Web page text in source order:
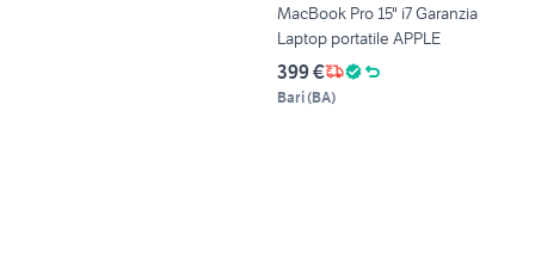
MacBook Pro 15" i7 Garanzia
Laptop portatile APPLE
399 €
Bari(BA)